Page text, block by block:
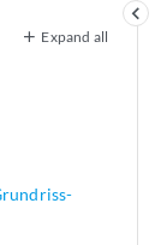
keyboard_arrow_left
Expand all